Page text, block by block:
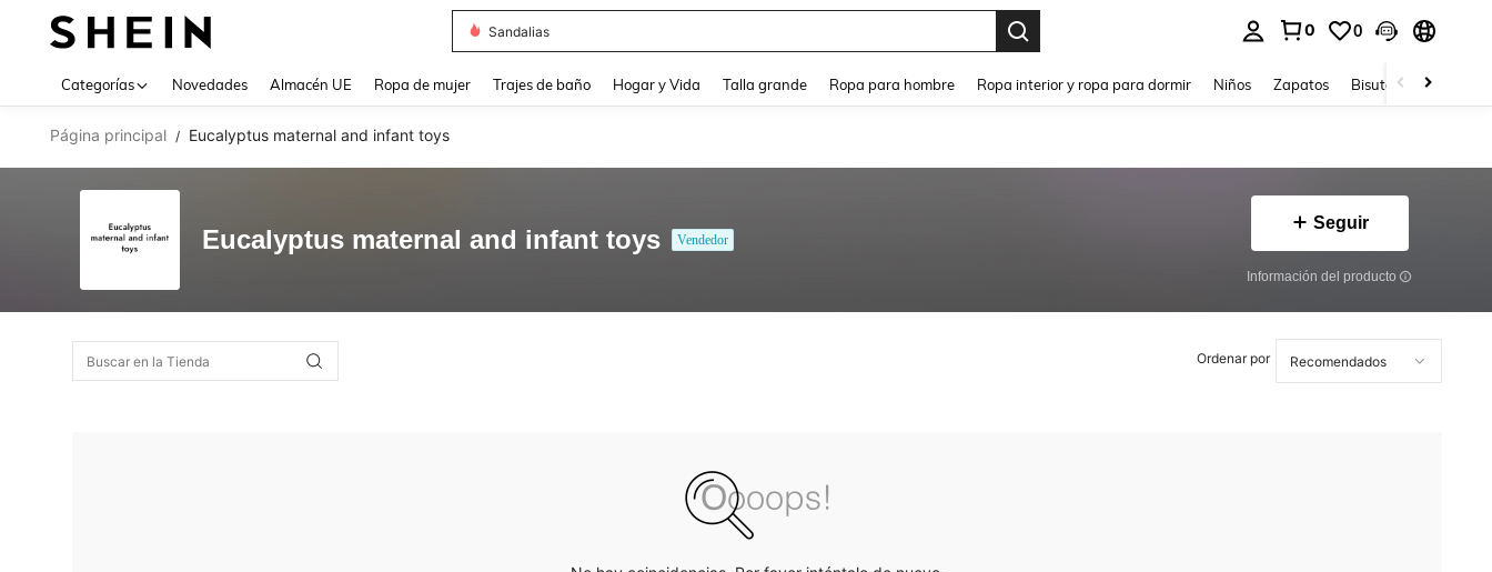
Sandalias
0 0
Categorías Novedades Almacén UE Ropa de mujer Trajes de baño Hogar y Vida Talla grande Ropa para hombre Ropa interior y ropa para dormir Niños Zapatos Bisutería Y
Página principal / Eucalyptus maternal and infant toys
Eucalyptus maternal and infant toys Vendedor
Seguir
Información del producto
Ordenar por